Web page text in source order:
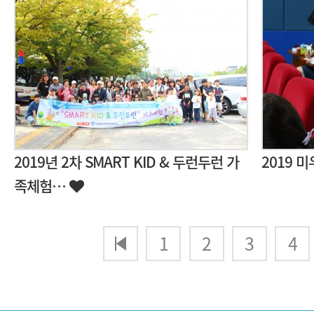
2019년 2차 SMART KID & 두런두런 가
족체험…
2019 미
1 2 3 4